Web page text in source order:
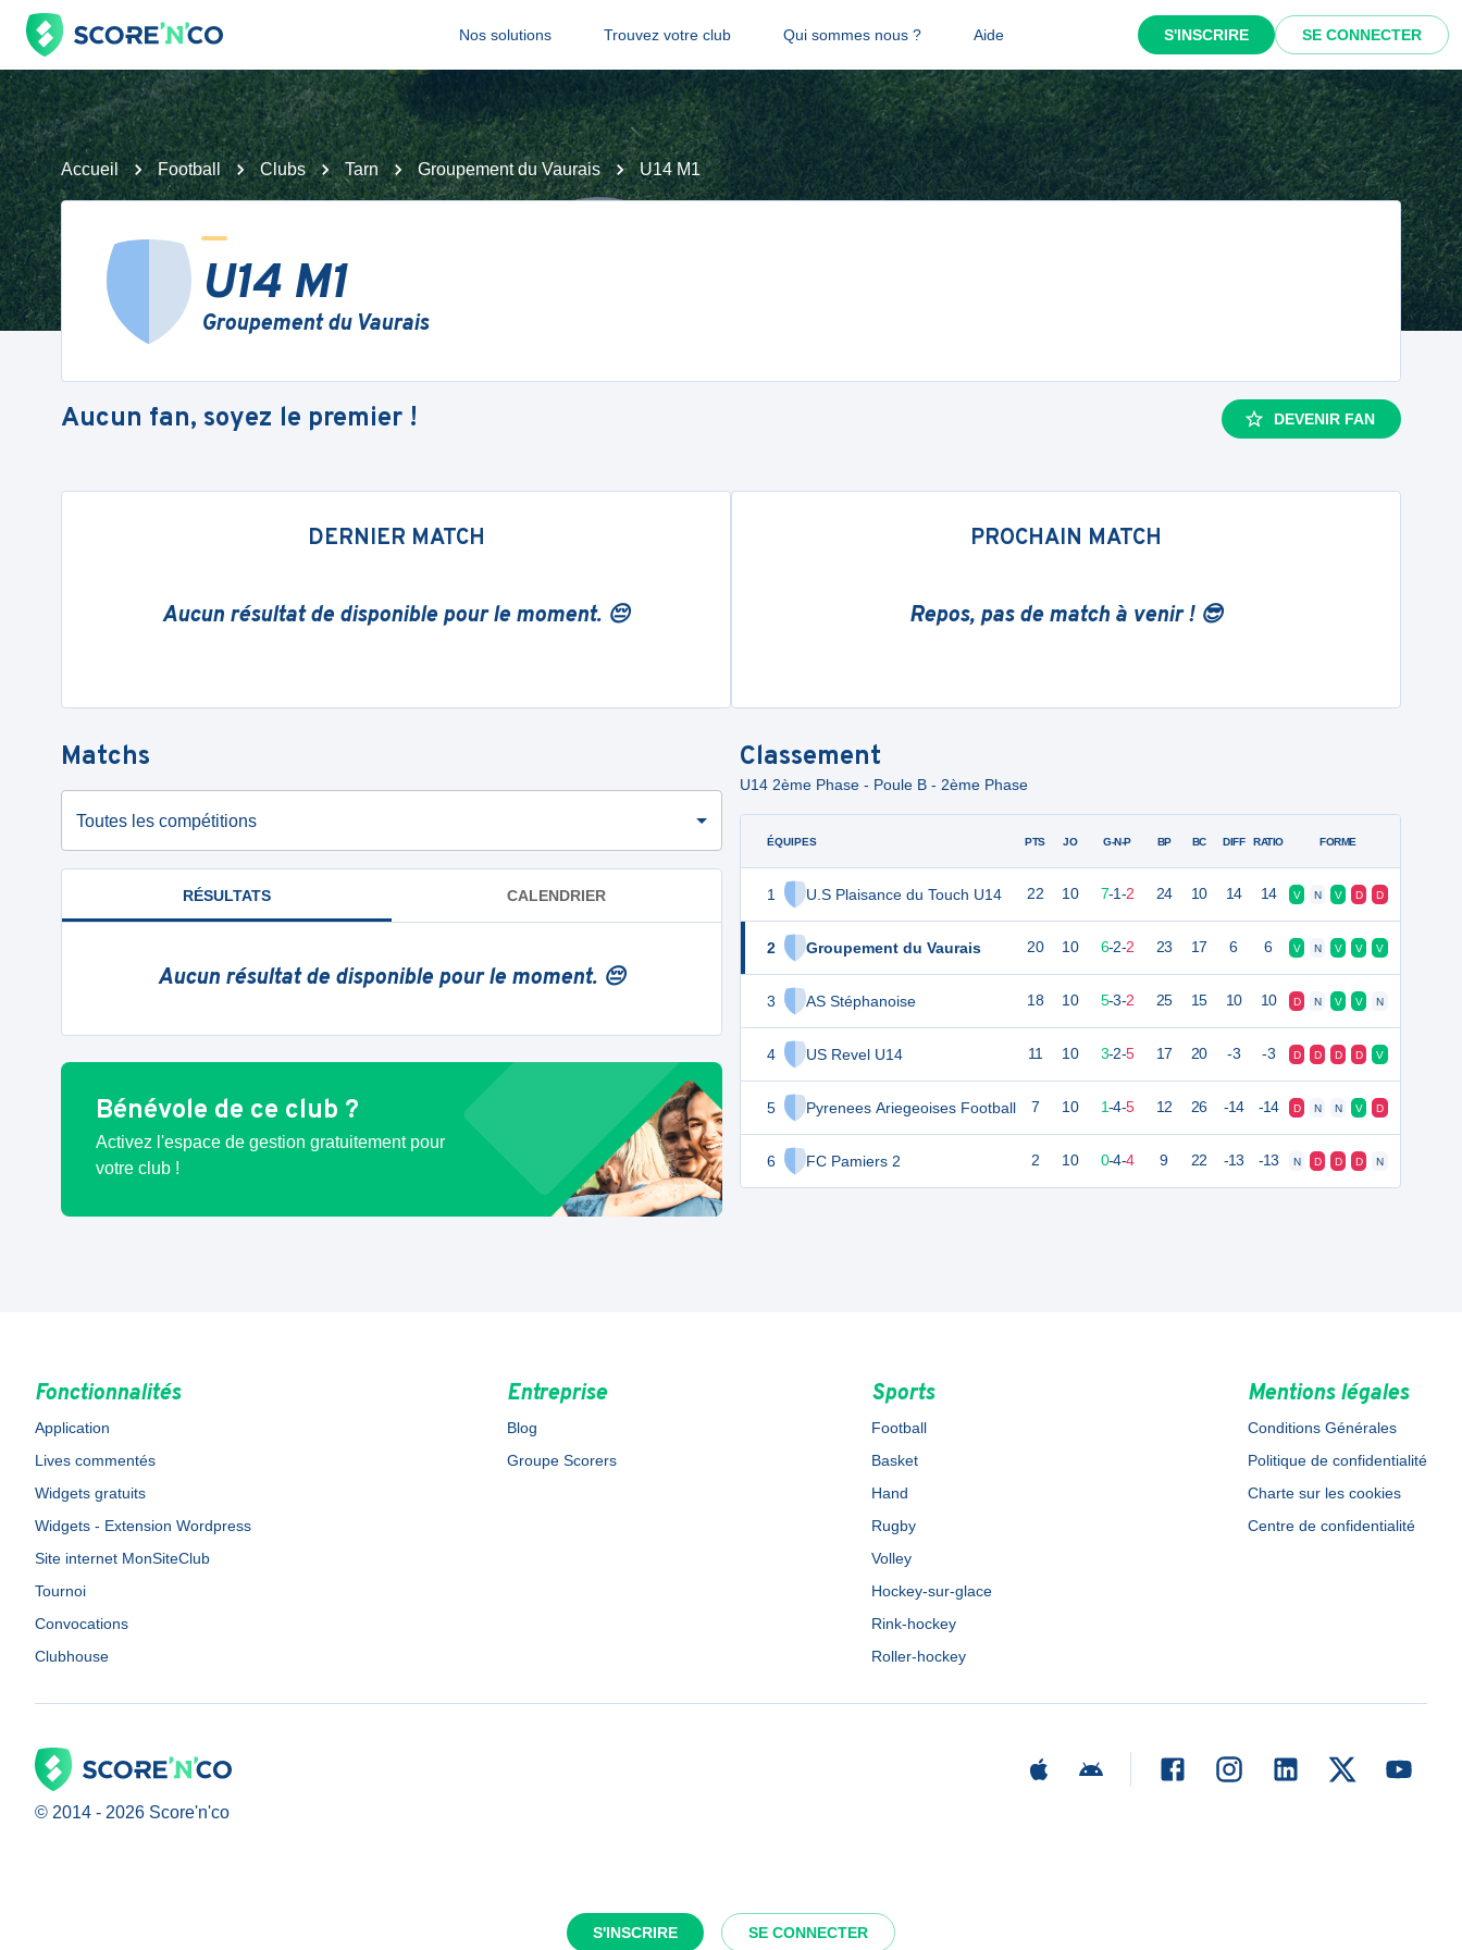
Nos solutions Trouvez votre club Qui sommes nous ? Aide S'INSCRIRE SE CONNECTER
S'INSCRIRE SE CONNECTER
Accueil Football Clubs Tarn Groupement du Vaurais U14 M1
U14 M1
Groupement du Vaurais
Aucun fan, soyez le premier ! DEVENIR FAN
DERNIER MATCH
Aucun résultat de disponible pour le moment. 😔
PROCHAIN MATCH
Repos, pas de match à venir ! 😎
Matchs
Toutes les compétitions
RÉSULTATS CALENDRIER
Aucun résultat de disponible pour le moment. 😔
Bénévole de ce club ?
Activez l'espace de gestion gratuitement pour
votre club !
Classement
U14 2ème Phase - Poule B - 2ème Phase
ÉQUIPES
1 U.S Plaisance du Touch U14
2 Groupement du Vaurais
3 AS Stéphanoise
4 US Revel U14
5 Pyrenees Ariegeoises Football
6 FC Pamiers 2
PTS JO G-N-P BP BC DIFF RATIO FORME
22 10 7-1-2 24 10 14 14 V N V D D
20 10 6-2-2 23 17 6 6 V N V V V
18 10 5-3-2 25 15 10 10 D N V V N
11 10 3-2-5 17 20 -3 -3 D D D D V
7 10 1-4-5 12 26 -14 -14 D N N V D
2 10 0-4-4 9 22 -13 -13 N D D D N
Fonctionnalités
Application
Lives commentés
Widgets gratuits
Widgets - Extension Wordpress
Site internet MonSiteClub
Tournoi
Convocations
Clubhouse
Entreprise
Blog
Groupe Scorers
Sports
Football
Basket
Hand
Rugby
Volley
Hockey-sur-glace
Rink-hockey
Roller-hockey
Mentions légales
Conditions Générales
Politique de confidentialité
Charte sur les cookies
Centre de confidentialité
© 2014 - 2026 Score'n'co